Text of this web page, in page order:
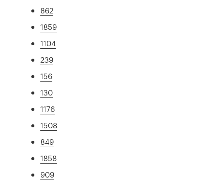
862
1859
1104
239
156
130
1176
1508
849
1858
909